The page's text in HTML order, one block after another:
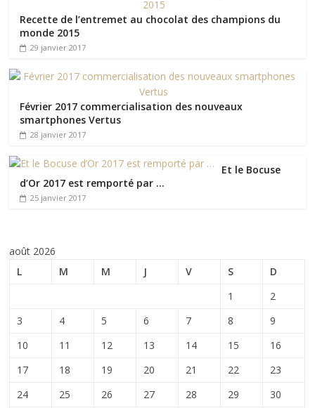
Recette de l’entremet au chocolat des champions du
monde 2015
29 janvier 2017
Février 2017 commercialisation des nouveaux
smartphones Vertus
28 janvier 2017
Et le Bocuse
d’Or 2017 est remporté par …
25 janvier 2017
août 2026
L
M M J V S
D
1
2
3
4 5 6 7 8
9
10
11 12 13 14 15
16
17
18 19 20 21 22
23
24
25 26 27 28 29
30